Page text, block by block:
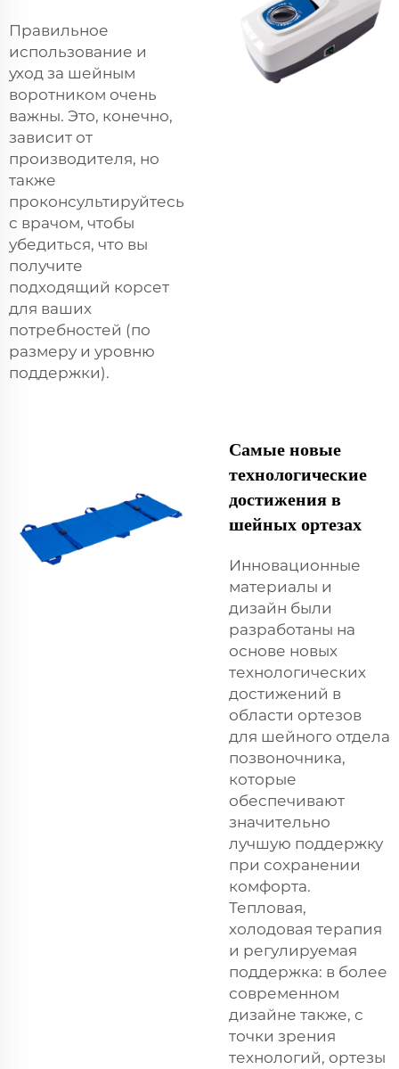
Правильное
использование и
уход за шейным
воротником очень
важны. Это, конечно,
зависит от
производителя, но
также
проконсультируйтесь
с врачом, чтобы
убедиться, что вы
получите
подходящий корсет
для ваших
потребностей (по
размеру и уровню
поддержки).
Самые новые
технологические
достижения в
шейных ортезах
Инновационные
материалы и
дизайн были
разработаны на
основе новых
технологических
достижений в
области ортезов
для шейного отдела
позвоночника,
которые
обеспечивают
значительно
лучшую поддержку
при сохранении
комфорта.
Тепловая,
холодовая терапия
и регулируемая
поддержка: в более
современном
дизайне также, с
точки зрения
технологий, ортезы